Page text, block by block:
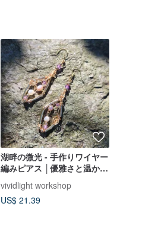
湖畔の微光 - 手作りワイヤー
編みピアス │優雅さと温かみ
のある輝き
vividlight workshop
US$ 21.39